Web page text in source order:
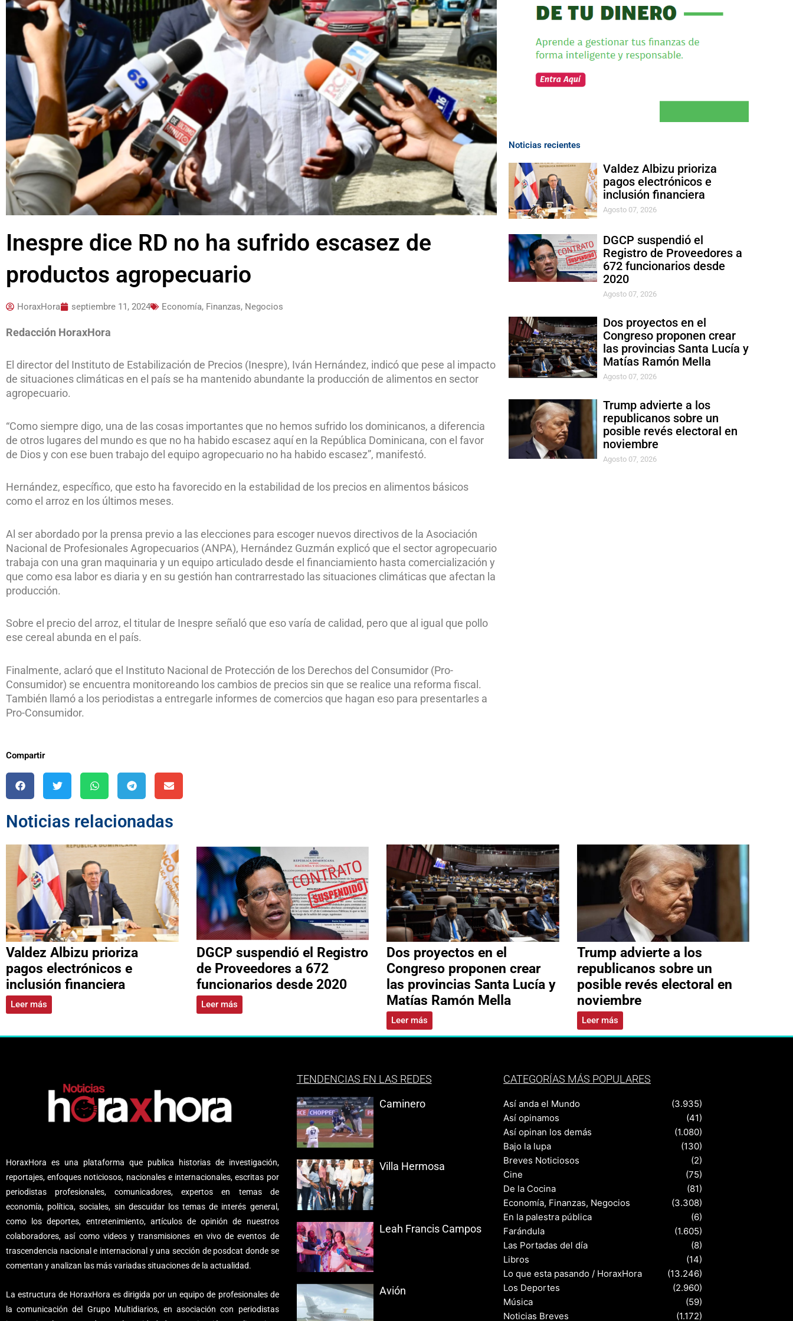
Inespre dice RD no ha sufrido escasez de
productos agropecuario
HoraxHora septiembre 11, 2024 Economía, Finanzas, Negocios
Redacción HoraxHora
El director del Instituto de Estabilización de Precios (Inespre), Iván Hernández, indicó que pese al impacto
de situaciones climáticas en el país se ha mantenido abundante la producción de alimentos en sector
agropecuario.
“Como siempre digo, una de las cosas importantes que no hemos sufrido los dominicanos, a diferencia
de otros lugares del mundo es que no ha habido escasez aquí en la República Dominicana, con el favor
de Dios y con ese buen trabajo del equipo agropecuario no ha habido escasez”, manifestó.
Hernández, específico, que esto ha favorecido en la estabilidad de los precios en alimentos básicos
como el arroz en los últimos meses.
Al ser abordado por la prensa previo a las elecciones para escoger nuevos directivos de la Asociación
Nacional de Profesionales Agropecuarios (ANPA), Hernández Guzmán explicó que el sector agropecuario
trabaja con una gran maquinaria y un equipo articulado desde el financiamiento hasta comercialización y
que como esa labor es diaria y en su gestión han contrarrestado las situaciones climáticas que afectan la
producción.
Sobre el precio del arroz, el titular de Inespre señaló que eso varía de calidad, pero que al igual que pollo
ese cereal abunda en el país.
Finalmente, aclaró que el Instituto Nacional de Protección de los Derechos del Consumidor (Pro-
Consumidor) se encuentra monitoreando los cambios de precios sin que se realice una reforma fiscal.
También llamó a los periodistas a entregarle informes de comercios que hagan eso para presentarles a
Pro-Consumidor.
Compartir
Noticias recientes
Valdez Albizu prioriza
pagos electrónicos e
inclusión financiera
Agosto 07, 2026
DGCP suspendió el
Registro de Proveedores a
672 funcionarios desde
2020
Agosto 07, 2026
Dos proyectos en el
Congreso proponen crear
las provincias Santa Lucía y
Matías Ramón Mella
Agosto 07, 2026
Trump advierte a los
republicanos sobre un
posible revés electoral en
noviembre
Agosto 07, 2026
Noticias relacionadas
Valdez Albizu prioriza
pagos electrónicos e
inclusión financiera
Leer más
DGCP suspendió el Registro
de Proveedores a 672
funcionarios desde 2020
Leer más
Dos proyectos en el
Congreso proponen crear
las provincias Santa Lucía y
Matías Ramón Mella
Leer más
Trump advierte a los
republicanos sobre un
posible revés electoral en
noviembre
Leer más
HoraxHora es una plataforma que publica historias de investigación,
reportajes, enfoques noticiosos, nacionales e internacionales, escritas por
periodistas profesionales, comunicadores, expertos en temas de
economía, política, sociales, sin descuidar los temas de interés general,
como los deportes, entretenimiento, artículos de opinión de nuestros
colaboradores, así como videos y transmisiones en vivo de eventos de
trascendencia nacional e internacional y una sección de posdcat donde se
comentan y analizan las más variadas situaciones de la actualidad.
La estructura de HoraxHora es dirigida por un equipo de profesionales de
la comunicación del Grupo Multidiarios, en asociación con periodistas
TENDENCIAS EN LAS REDES
Caminero
Villa Hermosa
Leah Francis Campos
Avión
CATEGORÍAS MÁS POPULARES
Así anda el Mundo
(3.935)
Así opinamos
(41)
Así opinan los demás
(1.080)
Bajo la lupa
(130)
Breves Noticiosos
(2)
Cine
(75)
De la Cocina
(81)
Economía, Finanzas, Negocios
(3.308)
En la palestra pública
(6)
Farándula
(1.605)
Las Portadas del día
(8)
Libros
(14)
Lo que esta pasando / HoraxHora
(13.246)
Los Deportes
(2.960)
Música
(59)
Noticias Breves
(1.172)